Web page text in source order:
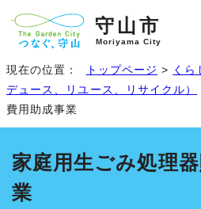
守山市
Moriyama City
現在の位置： トップページ > くら
デュース、リユース、リサイクル）
費用助成事業
家庭用生ごみ処理
業